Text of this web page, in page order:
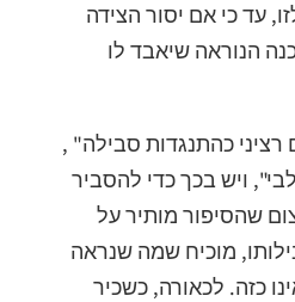
עד כי אם יסור הצידה
הנוראה שיאבד לו
כהתנגדות סבילה" ,
ויש בכך כדי להסביר
שהסיפור מותיר על
מוכיח שמה שנראה
כזה. לכאורה, כשכיר